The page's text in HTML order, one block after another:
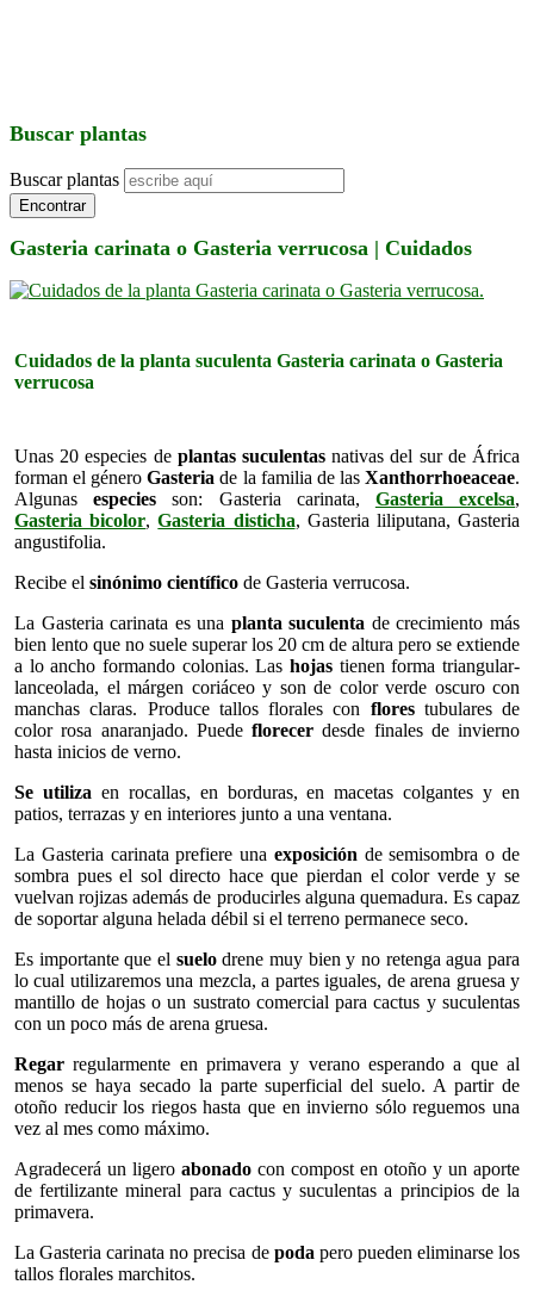
Buscar plantas
Buscar plantas
Encontrar
Gasteria carinata o Gasteria verrucosa | Cuidados
Cuidados de la planta suculenta Gasteria carinata o Gasteria
verrucosa
Unas 20 especies de plantas suculentas nativas del sur de África
forman el géneroGasteria de la familia de lasXanthorrhoeaceae.
Algunasespecies son: Gasteria carinata, Gasteria excelsa,
Gasteria bicolor,Gasteria disticha, Gasteria liliputana, Gasteria
angustifolia.
Recibe el sinónimo científico de Gasteria verrucosa.
La Gasteria carinata es una planta suculenta de crecimiento más
bien lento que no suele superar los 20 cm de altura pero se extiende
a lo ancho formando colonias. Las hojas tienen forma triangular-
lanceolada, el márgen coriáceo y son de color verde oscuro con
manchas claras. Produce tallos florales con florestubulares de
color rosa anaranjado. Puede florecer desde finales de invierno
hasta inicios de verno.
Se utiliza en rocallas, en borduras, en macetas colgantes y en
patios, terrazas y en interiores junto a una ventana.
La Gasteria carinata prefiere una exposición de semisombra o de
sombra pues el sol directo hace que pierdan el color verde y se
vuelvan rojizas además de producirles alguna quemadura. Es capaz
de soportar alguna helada débil si el terreno permanece seco.
Es importante que el suelodrene muy bien y no retenga agua para
lo cual utilizaremos una mezcla, a partes iguales, de arena gruesa y
mantillo de hojas o un sustrato comercial para cactus y suculentas
con un poco más de arena gruesa.
Regar regularmente en primavera y verano esperando a que al
menos se haya secado la parte superficial del suelo. A partir de
otoño reducir los riegos hasta que en invierno sólo reguemos una
vez al mes como máximo.
Agradecerá un ligero abonado con compost en otoño y un aporte
de fertilizante mineral para cactus y suculentas a principios de la
primavera.
La Gasteria carinata no precisa de poda pero pueden eliminarse los
tallos florales marchitos.